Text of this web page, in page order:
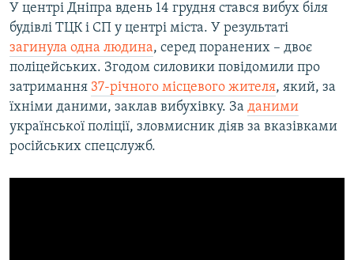
У центрі Дніпра вдень 14 грудня стався вибух біля
будівлі ТЦК і СП у центрі міста. У результаті
загинула одна людина, серед поранених – двоє
поліцейських. Згодом силовики повідомили про
затримання 37-річного місцевого жителя, який, за
їхніми даними, заклав вибухівку. За даними
української поліції, зловмисник діяв за вказівками
російських спецслужб.